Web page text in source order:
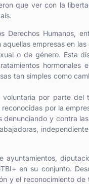
que ver con la
Humanos,
empresas en
o de género. Esta
tan simples como
por parte del
por la
y contra
en su conjunto.
y el reconocimiento